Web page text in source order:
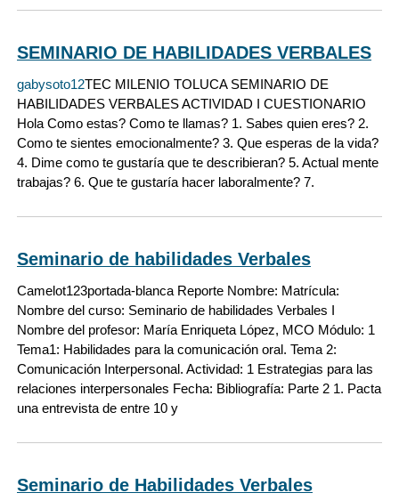
SEMINARIO DE HABILIDADES VERBALES
gabysoto12TEC MILENIO TOLUCA SEMINARIO DE
HABILIDADES VERBALES ACTIVIDAD I CUESTIONARIO
Hola Como estas? Como te llamas? 1. Sabes quien eres? 2.
Como te sientes emocionalmente? 3. Que esperas de la vida?
4. Dime como te gustaría que te describieran? 5. Actual mente
trabajas? 6. Que te gustaría hacer laboralmente? 7.
Seminario de habilidades Verbales
Camelot123portada-blanca Reporte Nombre: Matrícula:
Nombre del curso: Seminario de habilidades Verbales I
Nombre del profesor: María Enriqueta López, MCO Módulo: 1
Tema1: Habilidades para la comunicación oral. Tema 2:
Comunicación Interpersonal. Actividad: 1 Estrategias para las
relaciones interpersonales Fecha: Bibliografía: Parte 2 1. Pacta
una entrevista de entre 10 y
Seminario de Habilidades Verbales